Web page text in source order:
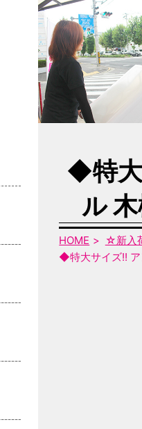
◆特
ル
HOME
☆新入
◆特大サイズ!!